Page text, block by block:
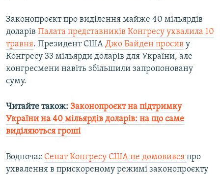
Законопроєкт про виділення майже 40 мільярдів
доларів Палата представників Конгресу ухвалила 10
травня. Президент США Джо Байден просив у
Конгресу 33 мільярди доларів для України, але
конгресмени навіть збільшили запропоновану
суму.
Читайте також: Законопроєкт на підтримку
України на 40 мільярдів доларів: на що саме
виділяються гроші
Водночас Сенат Конгресу США не домовився про
ухвалення в прискореному режимі законопроєкту